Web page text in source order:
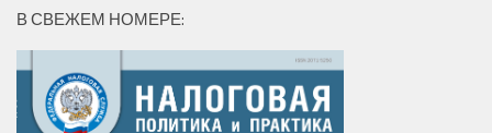
В СВЕЖЕМ НОМЕРЕ: